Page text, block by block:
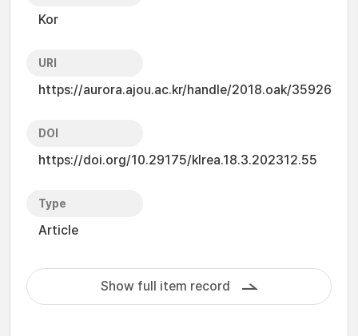
Kor
URI
https://aurora.ajou.ac.kr/handle/2018.oak/35926
DOI
https://doi.org/10.29175/klrea.18.3.202312.55
Type
Article
Show full item record